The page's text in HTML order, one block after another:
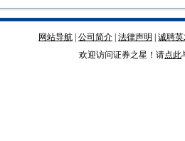
网站导航 公司简介 法律声明
诚聘
欢迎访问证券之星！请点此